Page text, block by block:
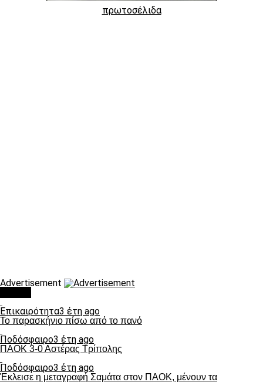
πρωτοσέλιδα
Advertisement
Επικαιρότητα3 έτη ago
Το παρασκήνιο πίσω από το πανό
Ποδόσφαιρο3 έτη ago
ΠΑΟΚ 3-0 Αστέρας Τρίπολης
Ποδόσφαιρο3 έτη ago
Έκλεισε η μεταγραφή Σαμάτα στον ΠΑΟΚ, μένουν τα